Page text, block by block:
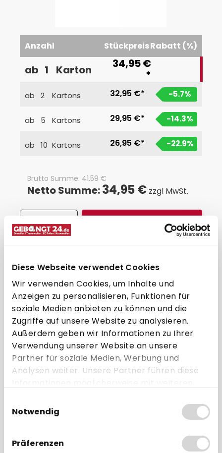
Diese Webseite verwendet Cookies
Wir verwenden Cookies, um Inhalte und
Anzeigen zu personalisieren, Funktionen für
soziale Medien anbieten zu können und die
Zugriffe auf unsere Website zu analysieren.
Außerdem geben wir Informationen zu Ihrer
Verwendung unserer Website an unsere
Partner für soziale Medien, Werbung und
Analysen weiter. Unsere Partner führen diese
haben oder die sie im Rahmen Ihrer Nutzung
der Dienste gesammelt haben.
Notwendig
Präferenzen
Anzahl StückpreisRabatt (%)
ab 1 Karton
34,95 €
*
ab 2 Kartons 32,95 €* -5.7%
ab 5 Kartons 29,95 €* -14.3%
ab 10 Kartons 26,95 €* -22.9%
Netto Summe:34,95 € zzgl MwSt.
Brutto Summe: 41,59 €
In den Warenkorb
* Staffelpreise zzgl. MwSt.
Versandbedingungen
Haben Sie noch Wünsche?
Besonders hohe Stückzahlen zu Palettenpreisen?
Spezialgrößen oder Bonrollen in individuellem Design?
Andere Sonderwünsche?
Jetzt Angebot anfordern!
Artikel-Nr.:GB-50524
Beschreibung